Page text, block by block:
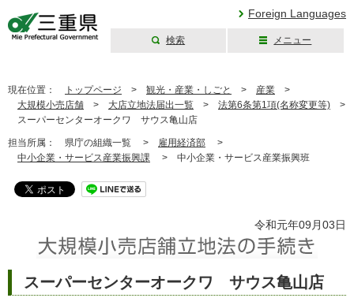
Foreign Languages
検索 メニュー
現在位置： トップページ > 観光・産業・しごと > 産業 >
大規模小売店舗 > 大店立地法届出一覧 > 法第6条第1項(名称変更等) >
スーパーセンターオークワ サウス亀山店
担当所属： 県庁の組織一覧 > 雇用経済部 >
中小企業・サービス産業振興課 > 中小企業・サービス産業振興班
令和元年09月03日
スーパーセンターオークワ サウス亀山店